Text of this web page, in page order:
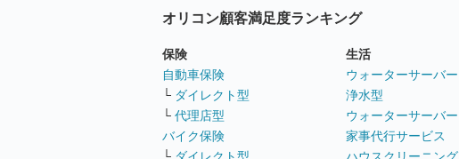
オリコン顧客満足度ランキング
保険
自動車保険
└ ダイレクト型
└ 代理店型
バイク保険
└ ダイレクト型
生活
ウォーターサーバー
浄水型
ウォーターサーバー
家事代行サービス
ハウスクリーニング